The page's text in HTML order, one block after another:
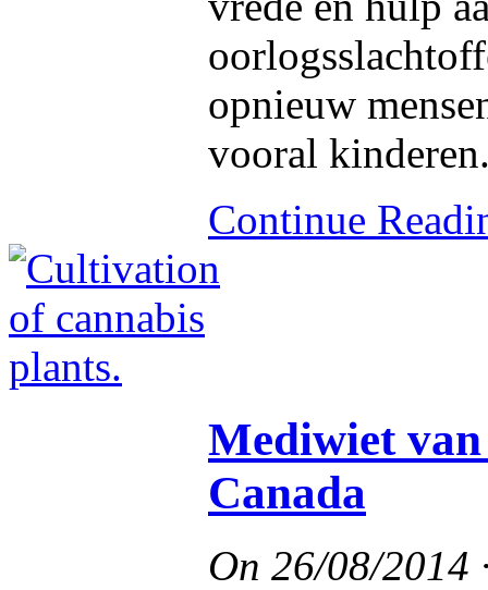
opnieuw
vooral
Continue
Mediwiet
Canada
On 26/08/2014